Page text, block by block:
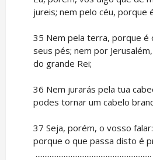
jureis; nem pelo céu, porque
35 Nem pela terra, porque é
seus pés; nem por
do grande Rei;
36 Nem jurarás pela tua
podes tornar um cabelo
37 Seja, porém, o vosso
porque o que passa disto é
..................................................................